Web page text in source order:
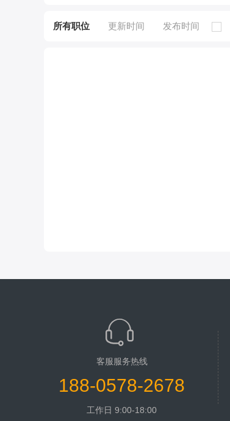
所有职位 更新时间 发布时间
客服服务热线
188-0578-2678
工作日 9:00-18:00